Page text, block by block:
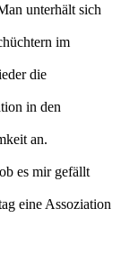
unterhält sich
im
die
in den
an.
es mir gefällt
eine Assoziation